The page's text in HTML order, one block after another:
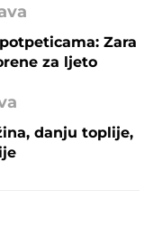
Zara
za ljeto
danju toplije,